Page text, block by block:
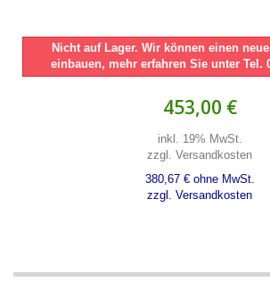
Nicht auf Lager. Wir können einen
einbauen, mehr erfahren Sie unter Tel.
453,00 €
inkl. 19% MwSt.
zzgl. Versandkosten
380,67 € ohne MwSt.
zzgl. Versandkosten